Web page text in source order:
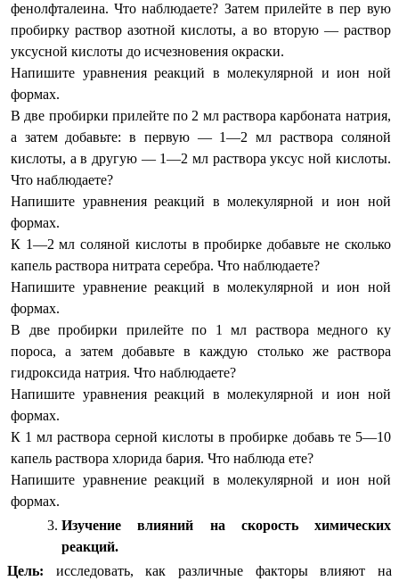
фенолфталеина. Что наблюдаете? Затем прилейте в пер вую
пробирку раствор азотной кислоты, а во вторую — раствор
уксусной кислоты до исчезновения окраски.
Напишите уравнения реакций в молекулярной и ион ной
формах.
В две пробирки прилейте по 2 мл раствора карбоната натрия,
а затем добавьте: в первую — 1—2 мл раствора соляной
кислоты, а в другую — 1—2 мл раствора уксус ной кислоты.
Что наблюдаете?
Напишите уравнения реакций в молекулярной и ион ной
формах.
К 1—2 мл соляной кислоты в пробирке добавьте не сколько
капель раствора нитрата серебра. Что наблюдаете?
Напишите уравнение реакций в молекулярной и ион ной
формах.
В две пробирки прилейте по 1 мл раствора медного ку
пороса, а затем добавьте в каждую столько же раствора
гидроксида натрия. Что наблюдаете?
Напишите уравнения реакций в молекулярной и ион ной
формах.
К 1 мл раствора серной кислоты в пробирке добавь те 5—10
капель раствора хлорида бария. Что наблюда ете?
Напишите уравнение реакций в молекулярной и ион ной
формах.
Изучение влияний на скорость химических
реакций.
Цель: исследовать, как различные факторы влияют на